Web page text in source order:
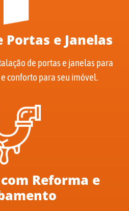
Portas e Janelas
de portas e janelas para
conforto para seu imóvel.
Reforma e